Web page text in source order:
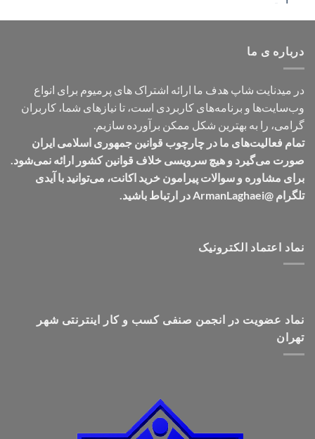
تا
درباره ی ما
در میدنایت شاپ هدف ما ارائه اشتراک های پرمیوم برای انواع
وب‌سایت‌ها و برنامه‌های کاربردی است، تا نیازهای شما، کاربران
گرامی، را به بهترین شکل ممکن برآورده سازیم.
تمام فعالیت‌های ما در چارچوب قوانین جمهوری اسلامی ایران
صورت می‌گیرد و هیچ سرویسی خلاف قوانین کشور ارائه نمی‌شود.
برای مشاوره و سوالات پیرامون خرید اکانت، می‌توانید با آیدی
تلگرام @ArmanLaghaei در ارتباط باشید.
نماد اعتماد الکترونیک
نماد عضویت در انجمن صنفی کسب و کار اینترنتی شهر
تهران